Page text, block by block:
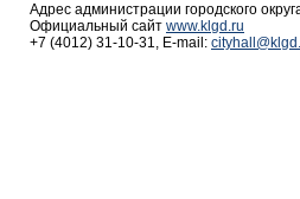
Адрес администрации городского
Официальный сайт www.klgd.ru
+7 (4012) 31-10-31, E-mail: